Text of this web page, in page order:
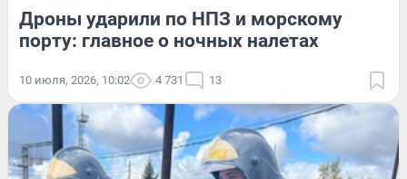
Дроны ударили по НПЗ и морскому
порту: главное о ночных налетах
10 июля, 2026, 10:02 4 731 13